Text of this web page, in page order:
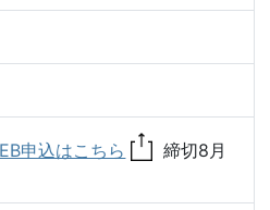
申込はこちら
締切8月